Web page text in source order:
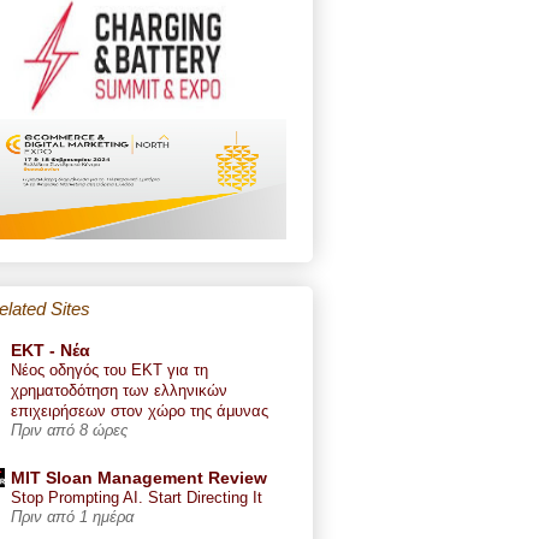
Sites
ΕΚΤ - Nέα
Νέος οδηγός του ΕΚΤ για τη
χρηματοδότηση των ελληνικών
επιχειρήσεων στον χώρο της άμυνας
Πριν από 8 ώρες
MIT Sloan Management Review
Stop Prompting AI. Start Directing It
Πριν από 1 ημέρα